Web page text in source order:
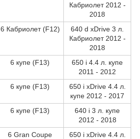
Кабриолет 2012 -
2018
6 Кабриолет (F12)
640 d xDrive 3 л.
Кабриолет 2012 -
2018
6 купе (F13)
650 i 4.4 л. купе
2011 - 2012
6 купе (F13)
650 i xDrive 4.4 л.
купе 2012 - 2017
6 купе (F13)
640 i 3 л. купе
2012 - 2018
6 Gran Coupe
650 i xDrive 4.4 л.